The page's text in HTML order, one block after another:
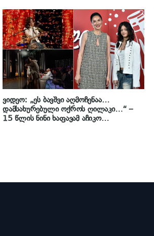
ვიდეო: „ეს ბავშვი აღმოჩენაა…
დამსახურებული ოქროს ღილაკი…“ –
15 წლის ნინი ხაფავამ აჩიკო